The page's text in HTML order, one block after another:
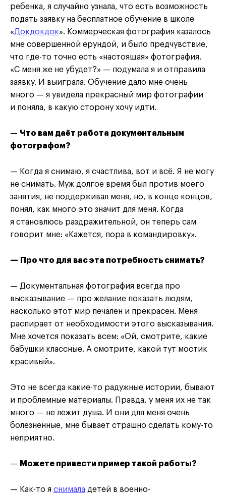
ребенка, я случайно узнала, что есть возможность
подать заявку на бесплатное обучение в школе
«Докдокдок». Коммерческая фотография казалось
мне совершенной ерундой, и было предчувствие,
что где-то точно есть «настоящая» фотография.
«С меня же не убудет?» — подумала я и отправила
заявку. И выиграла. Обучение дало мне очень
много — я увидела прекрасный мир фотографии
и поняла, в какую сторону хочу идти.
— Что вам даёт работа документальным
фотографом?
— Когда я снимаю, я счастлива, вот и всё. Я не могу
не снимать. Муж долгое время был против моего
занятия, не поддерживал меня, но, в конце концов,
понял, как много это значит для меня. Когда
я становлюсь раздражительной, он теперь сам
говорит мне: «Кажется, пора в командировку».
— Про что для вас эта потребность снимать?
— Документальная фотография всегда про
высказывание — про желание показать людям,
насколько этот мир печален и прекрасен. Меня
распирает от необходимости этого высказывания.
Мне хочется показать всем: «Ой, смотрите, какие
бабушки классные. А смотрите, какой тут мостик
красивый».
Это не всегда какие-то радужные истории, бывают
и проблемные материалы. Правда, у меня их не так
много — не лежит душа. И они для меня очень
болезненные, мне бывает страшно сделать кому-то
неприятно.
— Можете привести пример такой работы?
— Как-то я снимала детей в военно-